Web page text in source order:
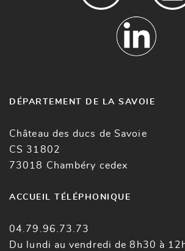
DÉPARTEMENT DE LA SAVOIE
Château des ducs de Savoie
CS 31802
73018 Chambéry cedex
ACCUEIL TÉLÉPHONIQUE
04.79.96.73.73
Du lundi au vendredi de 8h30 à